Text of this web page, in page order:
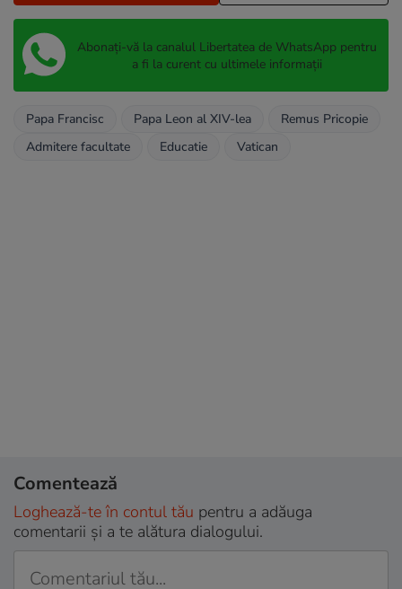
Abonați-vă la canalul Libertatea de WhatsApp pentru
a fi la curent cu ultimele informații
Papa Francisc Papa Leon al XIV-lea
Remus Pricopie
Admitere facultate
Educatie Vatican
Comentează
Loghează-te în contul tău pentru a adăuga
comentarii și a te alătura dialogului.